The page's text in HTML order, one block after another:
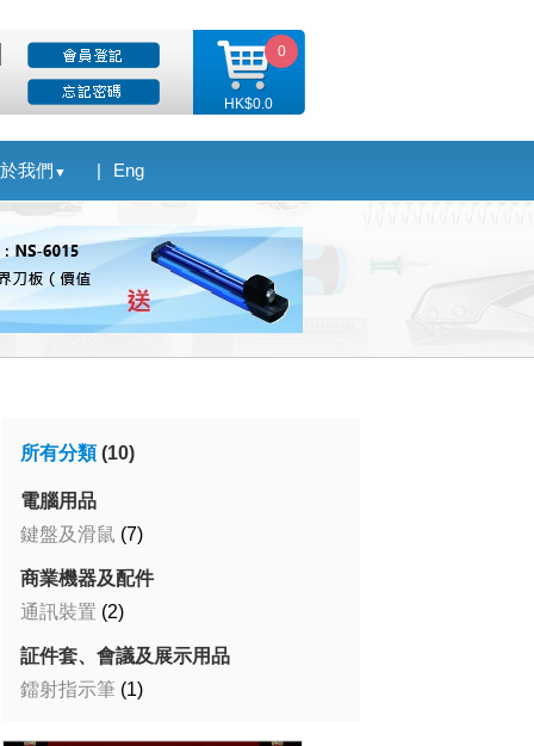
HK$0.0
0
我們 ▼ Eng
所有分類(10)
電腦用品
鍵盤及滑鼠 (7)
商業機器及配件
通訊裝置 (2)
証件套、會議及展示用品
鐳射指示筆 (1)